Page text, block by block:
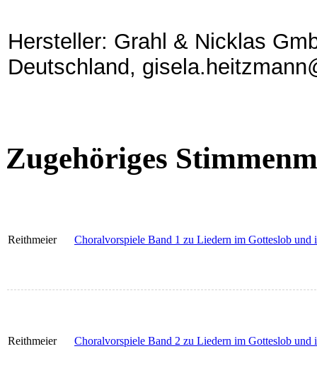
Hersteller: Grahl & Nicklas
Deutschland,
Zugehöriges
Reithmeier Choralvorspiele Band 1 zu Liedern im Gotteslob und
Reithmeier Choralvorspiele Band 2 zu Liedern im Gotteslob und